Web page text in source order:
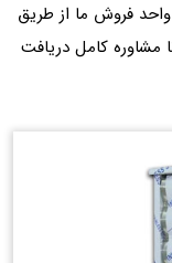
فروش ما از طریق
کامل دریافت